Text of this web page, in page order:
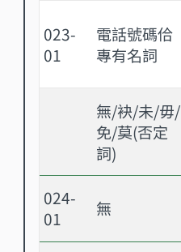
023-
01
電話號碼佮
專有名詞
無/袂/未/毋/
免/莫(否定
詞)
024-
01
無